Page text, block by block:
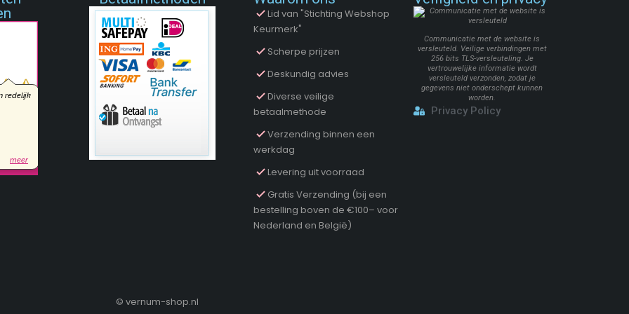
Lid van "Stichting Webshop
Keurmerk"
Scherpe prijzen
Deskundig advies
Diverse veilige
betaalmethode
Verzending binnen een
werkdag
Levering uit voorraad
Gratis Verzending (bij een
bestelling boven de €100– voor
Nederland en België)
Communicatie met de website is
versleuteld. Veilige verbindingen met
256 bits TLS-versleuteling. Je
vertrouwelijke informatie wordt
versleuteld verzonden, zodat je
gegevens niet onderschept kunnen
worden.
Privacy Policy
© vernum-shop.nl